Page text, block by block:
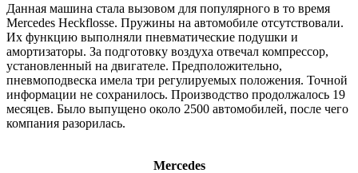
Данная машина стала вызовом для популярного в то время
Mercedes Heckflosse. Пружины на автомобиле отсутствовали.
Их функцию выполняли пневматические подушки и
амортизаторы. За подготовку воздуха отвечал компрессор,
установленный на двигателе. Предположительно,
пневмоподвеска имела три регулируемых положения. Точной
информации не сохранилось. Производство продолжалось 19
месяцев. Было выпущено около 2500 автомобилей, после чего
компания разорилась.
Mercedes